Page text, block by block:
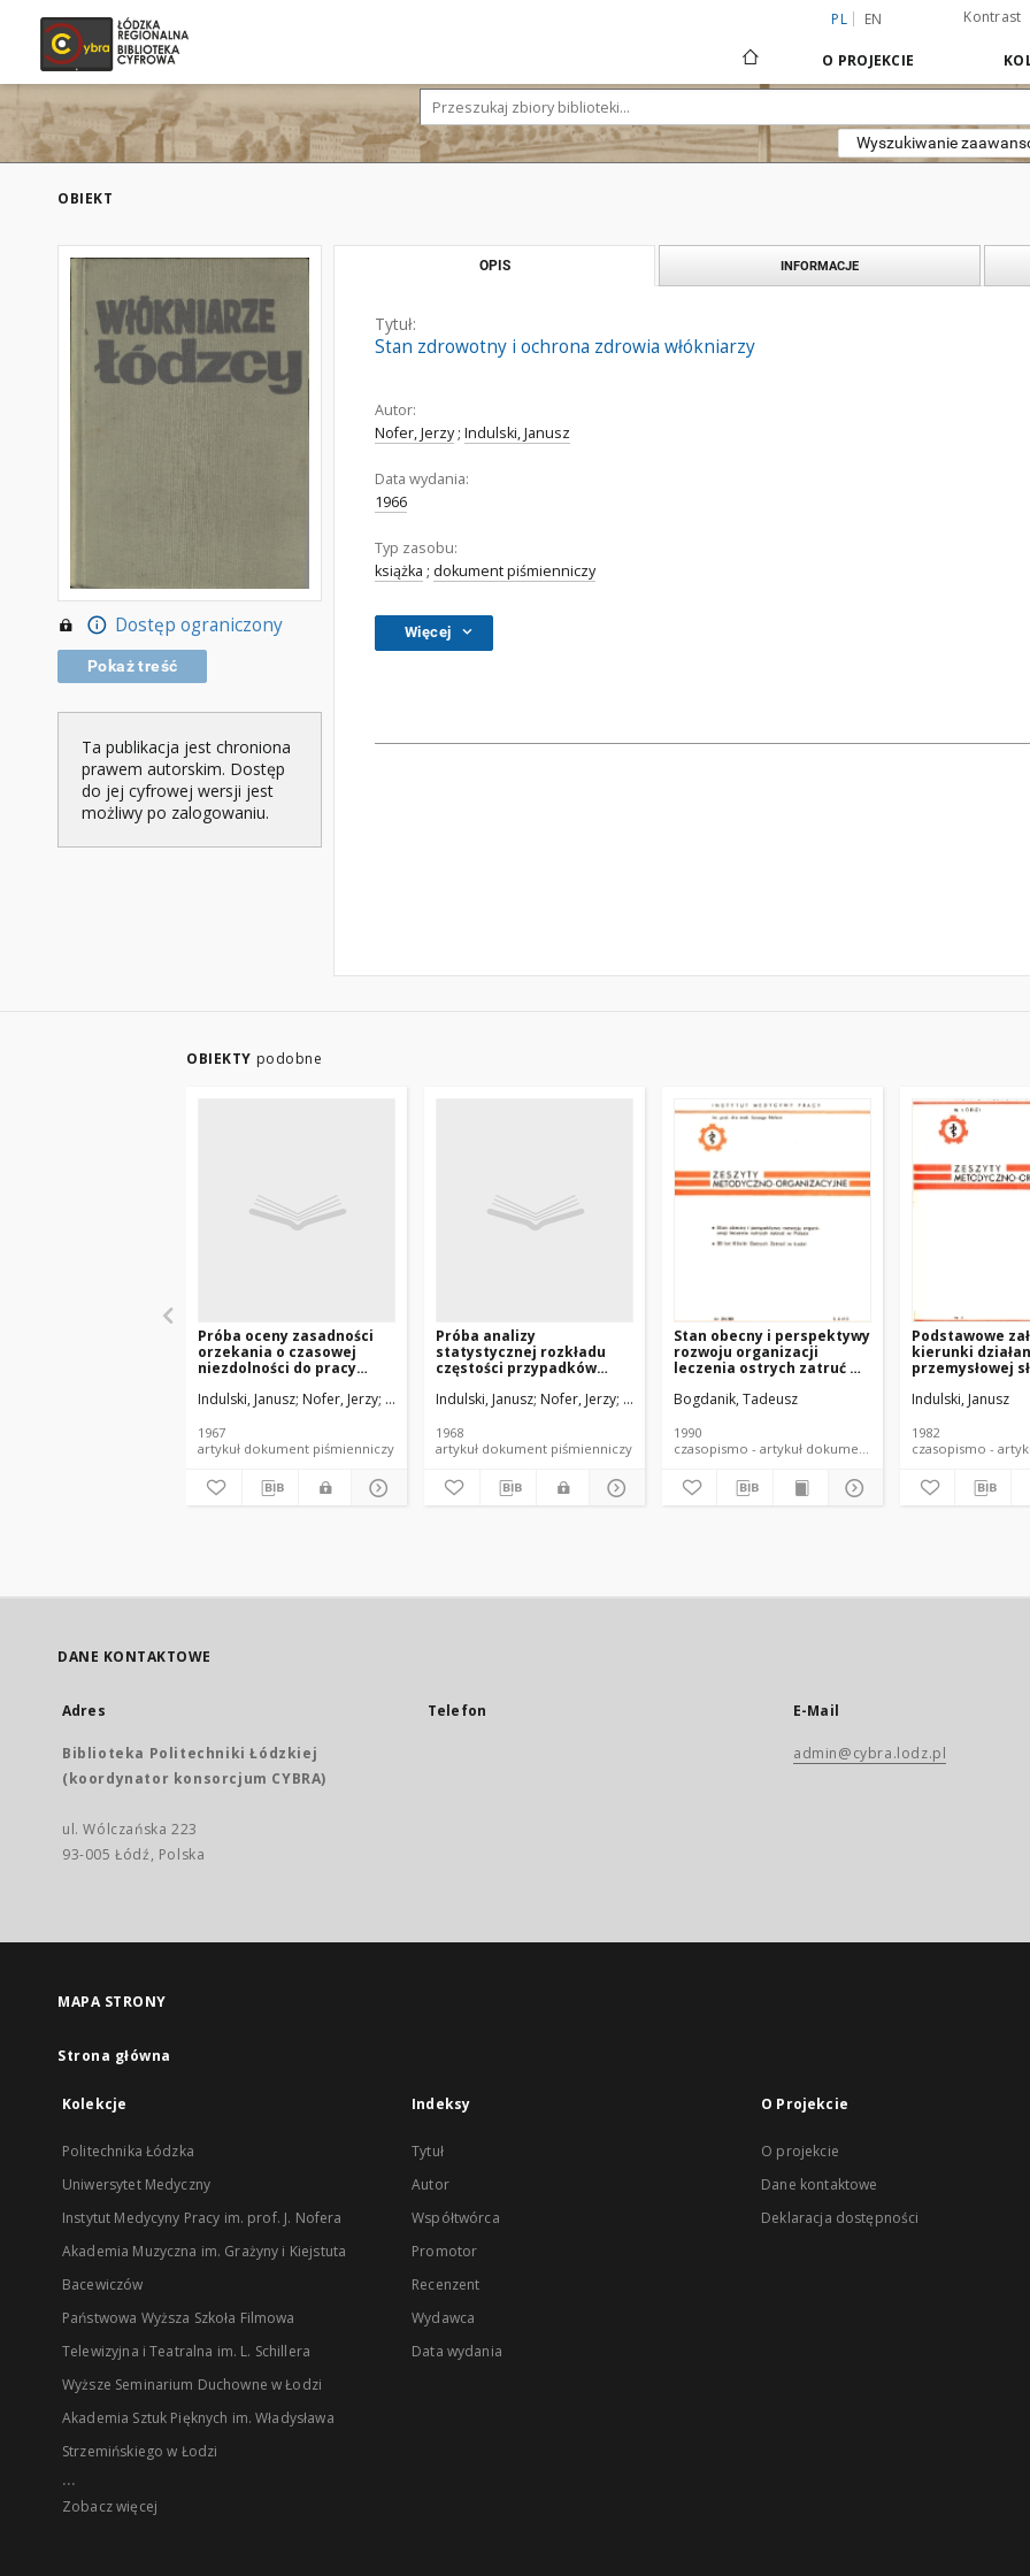
PL EN Kontrast
O PROJEKCIE
Wyszukiwanie
OBIEKT
Dostęp ograniczony
Pokaż treść
Ta publikacja jest chroniona
prawem autorskim. Dostęp
do jej cyfrowej wersji jest
możliwy po zalogowaniu.
OPIS INFORMACJE
Tytuł:
Stan zdrowotny i ochrona zdrowia włókniarzy
Autor:
Nofer, Jerzy; Indulski, Janusz
Data wydania:
1966
Typ zasobu:
książka ; dokument piśmienniczy
Więcej
OBIEKTY podobne
Próba oceny zasadności
orzekania o czasowej
niezdolności do pracy
lecznictwa otwartego i
Indulski, Janusz Nofer, Jerzy Szymborski, L.
1967
artykuł dokument piśmienniczy
Próba analizy
statystycznej rozkładu
częstości przypadków
Indulski, Janusz Nofer, Jerzy Romejko, A.
1968
artykuł dokument piśmienniczy
Stan obecny i perspektywy
rozwoju organizacji
leczenia ostrych zatruć w
Bogdanik, Tadeusz
1990
czasopismo - artykuł dokument piśmienniczy
Podstawowe
kierunki
przemysłowej
Indulski, Janusz
1982
DANE KONTAKTOWE
Adres
Biblioteka Politechniki Łódzkiej
(koordynator konsorcjum CYBRA)
ul. Wólczańska 223
93-005 Łódź, Polska
Telefon E-Mail
admin@cybra.lodz.pl
MAPA STRONY
Strona główna
Kolekcje
Politechnika Łódzka
Uniwersytet Medyczny
Instytut Medycyny Pracy im. prof. J. Nofera
Akademia Muzyczna im. Grażyny i Kiejstuta
Bacewiczów
Państwowa Wyższa Szkoła Filmowa
Telewizyjna i Teatralna im. L. Schillera
Wyższe Seminarium Duchowne w Łodzi
Akademia Sztuk Pięknych im. Władysława
Strzemińskiego w Łodzi
...
Zobacz więcej
Indeksy
Tytuł
Autor
Współtwórca
Promotor
Recenzent
Wydawca
Data wydania
O Projekcie
O projekcie
Dane kontaktowe
Deklaracja dostępności